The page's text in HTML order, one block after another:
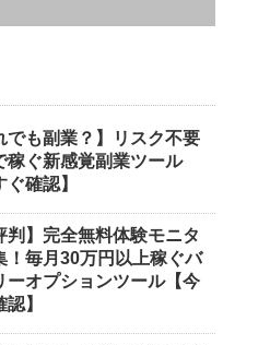
でも副業？】リスク不要
稼ぐ新感覚副業ツール
ぐ確認】
判】完全無料体験モニタ
！毎月30万円以上稼ぐバ
ーオプションツール【今
】